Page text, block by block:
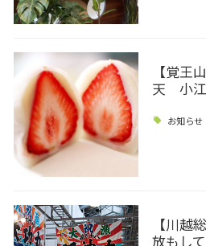
【覚
天 小
お知らせ
【川越
放もし